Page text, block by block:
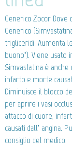
Generico Zocor Dove
Generico
trigliceridi. Aumenta
buono’). Viene usato
Simvastatina è
infarto e morte
Diminuisce il blocco
per aprire i vasi
attacco di cuore,
causati dall’ angina.
consiglio del medico.